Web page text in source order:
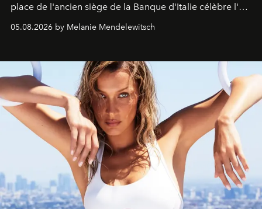
place de l'ancien siège de la Banque d'Italie célèbre l'art
de vivre Romain dans toute son élégance intemporelle.
05.08.2026 by Melanie Mendelewitsch